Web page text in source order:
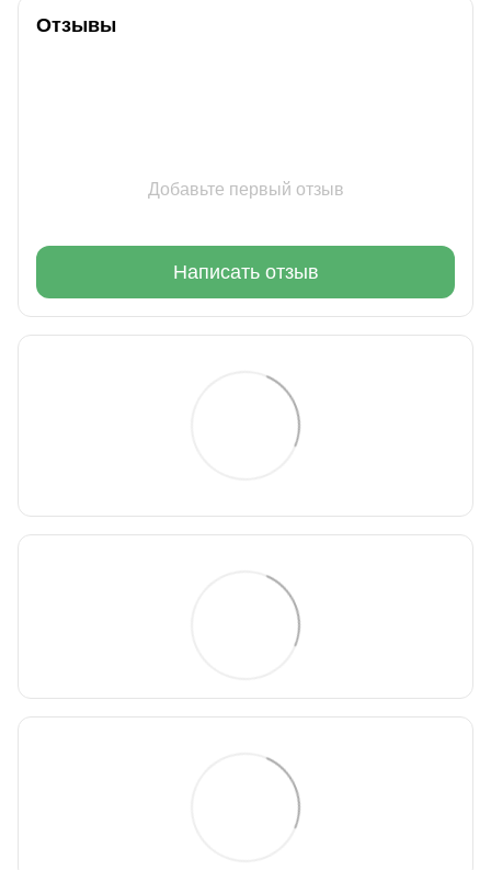
Отзывы
Добавьте первый отзыв
Написать отзыв